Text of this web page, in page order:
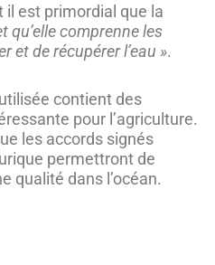
il est primordial que la
qu’elle comprenne les
et de récupérer l’eau ».
contient des
pour l’agriculture.
les accords signés
permettront de
qualité dans l’océan.